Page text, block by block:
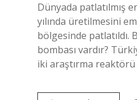
Dünyada patlatılmış
yılında üretilmesini
bölgesinde patlatıldı.
bombası vardır?
iki araştırma